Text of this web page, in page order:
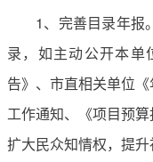
1、完善目录年报
录，如主动公开本单
告》、市直相关单位
工作通知、《项目预算
扩大民众知情权，提